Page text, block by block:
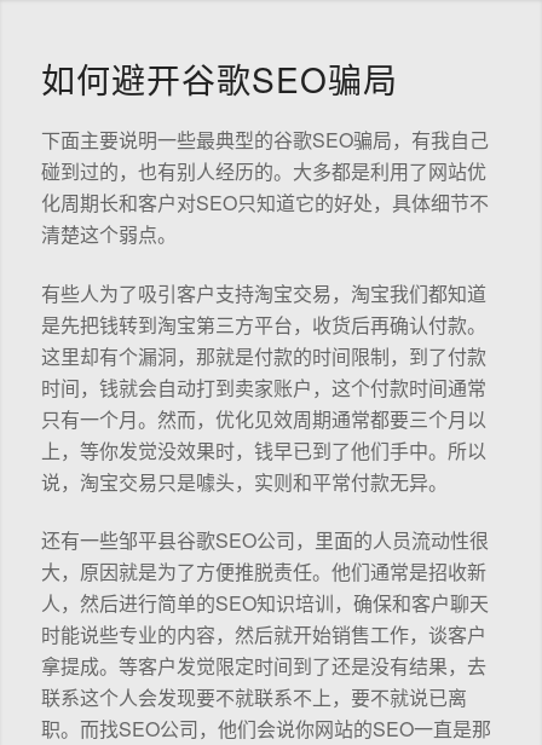
如何避开谷歌SEO骗局
下面主要说明一些最典型的谷歌SEO骗局，有我自己
碰到过的，也有别人经历的。大多都是利用了网站优
化周期长和客户对SEO只知道它的好处，具体细节不
清楚这个弱点。
有些人为了吸引客户支持淘宝交易，淘宝我们都知道
是先把钱转到淘宝第三方平台，收货后再确认付款。
这里却有个漏洞，那就是付款的时间限制，到了付款
时间，钱就会自动打到卖家账户，这个付款时间通常
只有一个月。然而，优化见效周期通常都要三个月以
上，等你发觉没效果时，钱早已到了他们手中。所以
说，淘宝交易只是噱头，实则和平常付款无异。
还有一些邹平县谷歌SEO公司，里面的人员流动性很
大，原因就是为了方便推脱责任。他们通常是招收新
人，然后进行简单的SEO知识培训，确保和客户聊天
时能说些专业的内容，然后就开始销售工作，谈客户
拿提成。等客户发觉限定时间到了还是没有结果，去
联系这个人会发现要不就联系不上，要不就说已离
职。而找SEO公司，他们会说你网站的SEO一直是那